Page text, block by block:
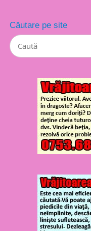
Căutare pe site